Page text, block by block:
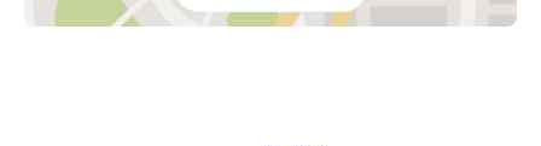
ESID-00600